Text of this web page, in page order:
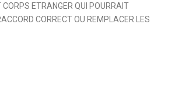
ETRANGER QUI POURRAIT
CORRECT OU REMPLACER LES